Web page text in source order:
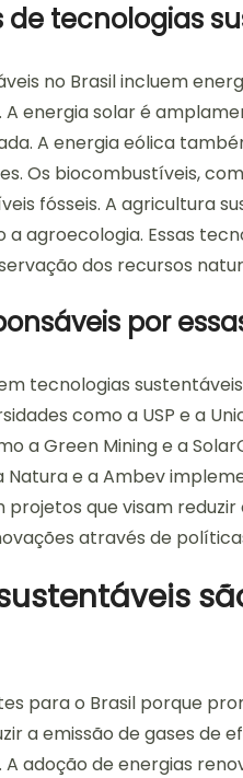
tecnologias
no Brasil incluem
energia solar é
A energia eólica
Os biocombustíveis,
fósseis. A agricultura
agroecologia. Essas
dos recursos
por
tecnologias
como a USP e a
a Green Mining e a
e a Ambev
que visam
através de
para o Brasil porque
a emissão de gases de
adoção de energias